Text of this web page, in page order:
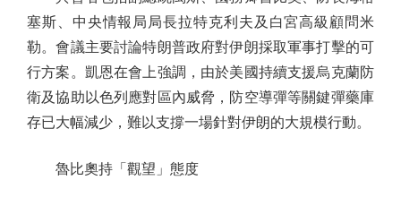
塞斯、中央情報局局長拉特克利夫及白宮高級顧問米
勒。會議主要討論特朗普政府對伊朗採取軍事打擊的可
行方案。凱恩在會上強調，由於美國持續支援烏克蘭防
衛及協助以色列應對區內威脅，防空導彈等關鍵彈藥庫
存已大幅減少，難以支撐一場針對伊朗的大規模行動。
魯比奧持「觀望」態度